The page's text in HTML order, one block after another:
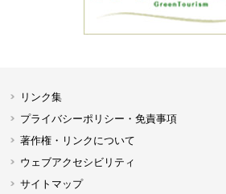
リンク集
プライバシーポリシー・免責事項
著作権・リンクについて
ウェブアクセシビリティ
サイトマップ